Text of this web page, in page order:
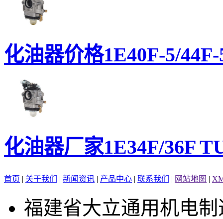
化油器价格1E40F-5/
化油器厂家1E34F/36F
首页 | 关于我们 | 新闻资讯 | 产品中心 | 联系我们 | 网站地图 |
福建省大立通用机电